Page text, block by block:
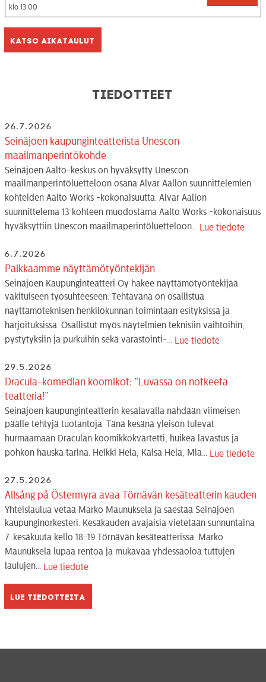
13:00
Katso aikataulut
Tiedotteet
26.7.2026
Seinäjoen kaupunginteatterista Unescon
maailmanperintökohde
Seinäjoen Aalto-keskus on hyväksytty Unescon
maailmanperintöluetteloon osana Alvar Aallon suunnittelemien
kohteiden Aalto Works -kokonaisuutta. Alvar Aallon
suunnittelema 13 kohteen muodostama Aalto Works -kokonaisuus
hyväksyttiin Unescon maailmaperintöluetteloon...
Lue tiedote
6.7.2026
Palkkaamme näyttämötyöntekijän
Seinäjoen Kaupunginteatteri Oy hakee näyttämötyöntekijää
vakituiseen työsuhteeseen. Tehtävänä on osallistua
näyttämöteknisen henkilökunnan toimintaan esityksissä ja
harjoituksissa. Osallistut myös näytelmien teknisiin vaihtoihin,
pystytyksiin ja purkuihin sekä varastointi-...
Lue tiedote
29.5.2026
Dracula-komedian koomikot: ”Luvassa on notkeeta
teatteria!”
Seinäjoen kaupunginteatterin kesälavalla nähdään viimeisen
päälle tehtyjä tuotantoja. Tänä kesänä yleisön tulevat
hurmaamaan Draculan koomikkokvartetti, huikea lavastus ja
pöhkön hauska tarina. Heikki Hela, Kaisa Hela, Mia...
Lue tiedote
27.5.2026
Allsång på Östermyra avaa Törnävän kesäteatterin kauden
Yhteislaulua vetää Marko Maunuksela ja säestää Seinäjoen
kaupunginorkesteri. Kesäkauden avajaisia vietetään sunnuntaina
7. kesäkuuta kello 18-19 Törnävän kesäteatterissa. Marko
Maunuksela lupaa rentoa ja mukavaa yhdessäoloa tuttujen
laulujen...
Lue tiedote
Lue tiedotteita